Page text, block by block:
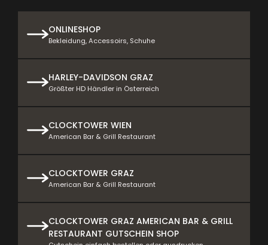
ONLINESHOP
Bekleidung, Accessoirs, Schuhe
HARLEY-DAVIDSON GRAZ
Größter HD Händler in Österreich
CLOCKTOWER WIEN
American Bar & Grill Restaurant
CLOCKTOWER GRAZ
American Bar & Grill Restaurant
CLOCKTOWER GRAZ AMERICAN BAR & GRILL
RESTAURANT GUTSCHEIN SHOP